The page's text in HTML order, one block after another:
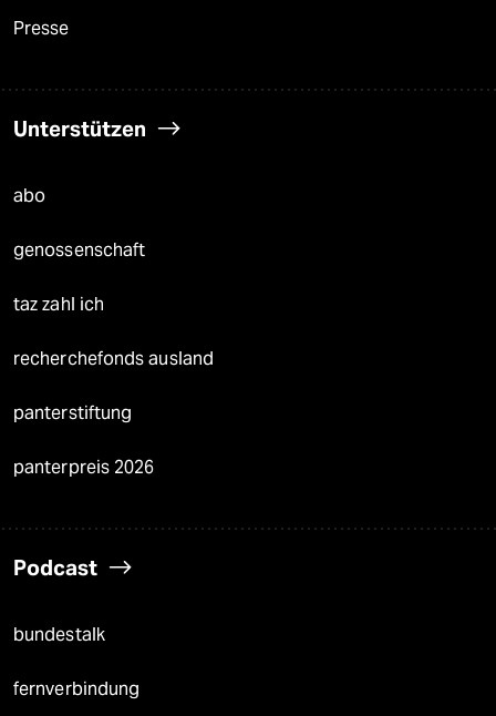
Presse
Unterstützen
abo
genossenschaft
taz zahl ich
recherchefonds ausland
panterstiftung
panterpreis 2026
Podcast
bundestalk
fernverbindung